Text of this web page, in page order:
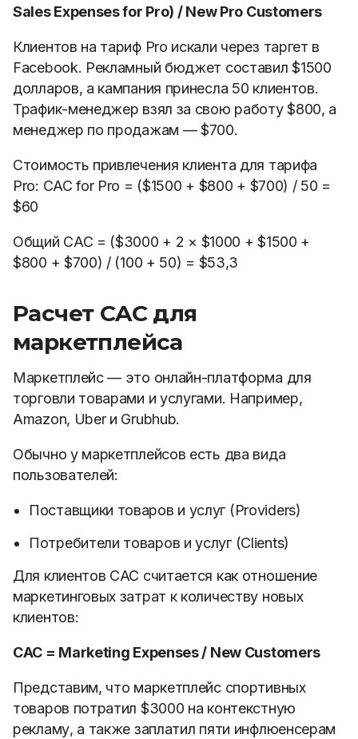
Sales Expenses for Pro) / New Pro Customers
Клиентов на тариф Pro искали через таргет в
Facebook. Рекламный бюджет составил $1500
долларов, а кампания принесла 50 клиентов.
Трафик-менеджер взял за свою работу $800, а
менеджер по продажам — $700.
Стоимость привлечения клиента для тарифа
Pro: CAC for Pro = ($1500 + $800 + $700) / 50 =
$60
Общий CAC = ($3000 + 2 × $1000 + $1500 +
$800 + $700) / (100 + 50) = $53,3
Расчет CAC для
маркетплейса
Маркетплейс — это онлайн-платформа для
торговли товарами и услугами. Например,
Amazon, Uber и Grubhub.
Обычно у маркетплейсов есть два вида
пользователей:
Поставщики товаров и услуг (Providers)
Потребители товаров и услуг (Clients)
Для клиентов САС считается как отношение
маркетинговых затрат к количеству новых
клиентов:
CAC = Marketing Expenses / New Customers
Представим, что маркетплейс спортивных
товаров потратил $3000 на контекстную
рекламу, а также заплатил пяти инфлюенсерам